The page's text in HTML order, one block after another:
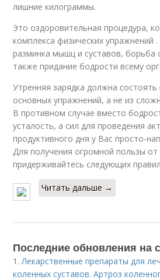
лишние килограммы.
Это оздоровительная процедура,
комплекса физических упражнений
разминка мышц и суставов, борьба
также придание бодрости всему
Утренняя зарядка должна состоять
основных упражнений, а не из
В противном случае вместо
усталость, а сил для проведения
продуктивного дня у Вас просто-
Для получения огромной пользы от
придерживайтесь следующих
Читать дальше →
Последние обновления на
1.Лекарственные препараты для
коленных суставов. Артроз